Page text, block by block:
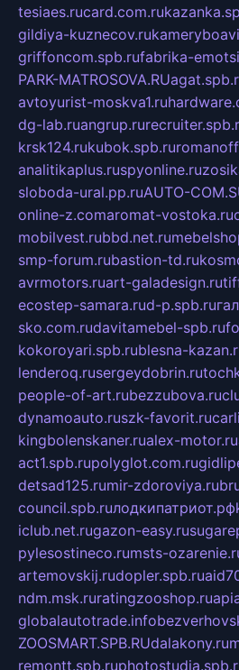
tesiaes.rucard.com.ru
gildiya-kuznecov.ru
griffoncom.spb.rufabrika-
PARK-MATROSOVA.RU
avtoyurist-moskva1.ru
dg-lab.ruangrup.ru
krsk124.rukubok.spb.ru
analitikaplus.ruspyonline.ru
sloboda-ural.pp.ruAUTO-
online-z.comaromat-vostoka.ru
mobilvest.rubbd.net.ru
smp-forum.rubastion-td.ru
avrmotors.ruart-galadesign.ru
ecostep-samara.rud-p.spb.ru
sko.com.rudavitamebel-spb.ru
kokoroyari.spb.rublesna-
lenderoq.rusergeydobrin.ru
people-of-art.rubezzubova.ru
dynamoauto.ruszk-favorit.ru
kingbolenskaner.rualex-motor.ru
act1.spb.rupolyglot.com.ru
detsad125.rumir-zdoroviya.ru
council.spb.ruлодкипатриот.рф
iclub.net.rugazon-easy.ru
pylesostineco.rumsts-
artemovskij.rudopler.spb.ru
ndm.msk.ruratingzooshop.ru
globalautotrade.info
ZOOSMART.SPB.RUdalakony.ru
remontt.spb.ru